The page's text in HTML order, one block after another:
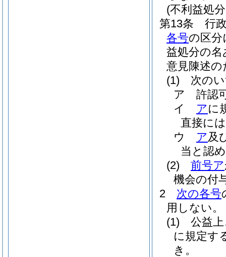
(不利益処
第13条
行
各号の区分
益処分の
意見陳述
(1)
次の
ア
許認
イ
アに
直接に
ウ
ア及
当と認
(2)
前号ア
機会の付
2
次の各号
用しない。
(1)
公益
に規定す
き。